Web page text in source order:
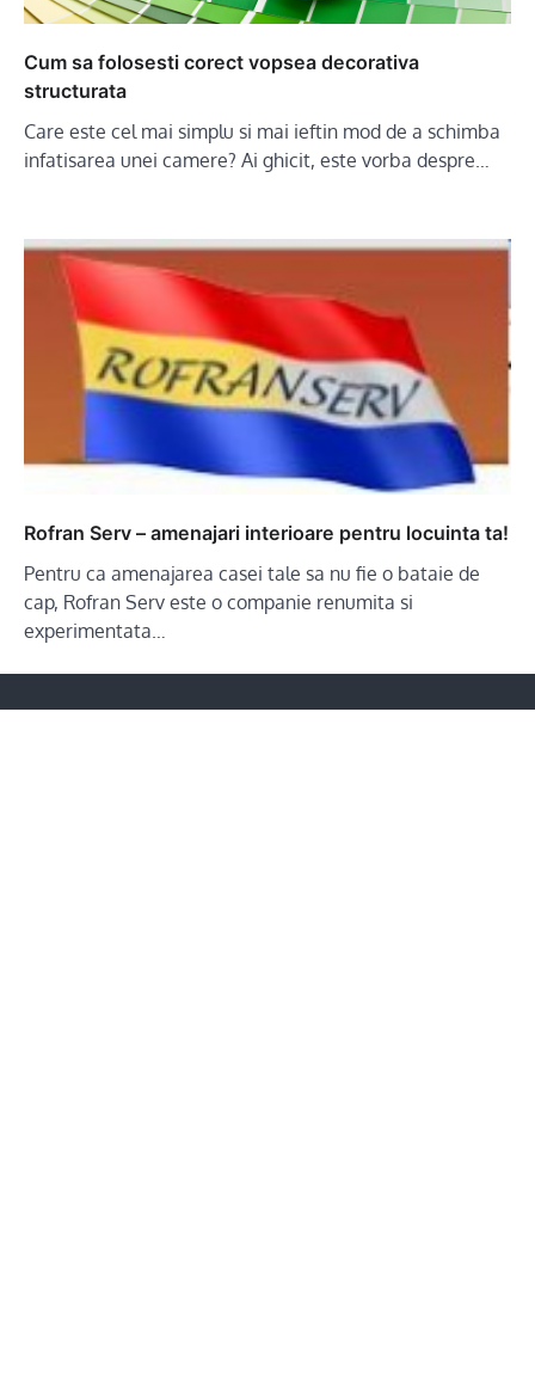
Cum sa folosesti corect vopsea decorativa
structurata
Care este cel mai simplu si mai ieftin mod de a schimba
infatisarea unei camere? Ai ghicit, este vorba despre…
Rofran Serv – amenajari interioare pentru locuinta ta!
Pentru ca amenajarea casei tale sa nu fie o bataie de
cap, Rofran Serv este o companie renumita si
experimentata…